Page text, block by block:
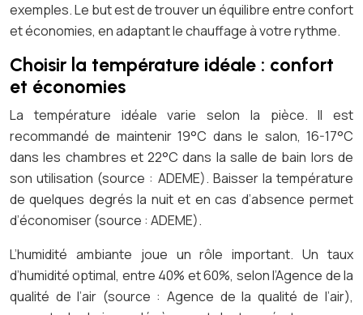
exemples. Le but est de trouver un équilibre entre confort
et économies, en adaptant le chauffage à votre rythme.
Choisir la température idéale : confort
et économies
La température idéale varie selon la pièce. Il est
recommandé de maintenir 19°C dans le salon, 16-17°C
dans les chambres et 22°C dans la salle de bain lors de
son utilisation (source : ADEME). Baisser la température
de quelques degrés la nuit et en cas d’absence permet
d’économiser (source : ADEME).
L’humidité ambiante joue un rôle important. Un taux
d’humidité optimal, entre 40% et 60%, selon l’Agence de la
qualité de l’air (source : Agence de la qualité de l’air),